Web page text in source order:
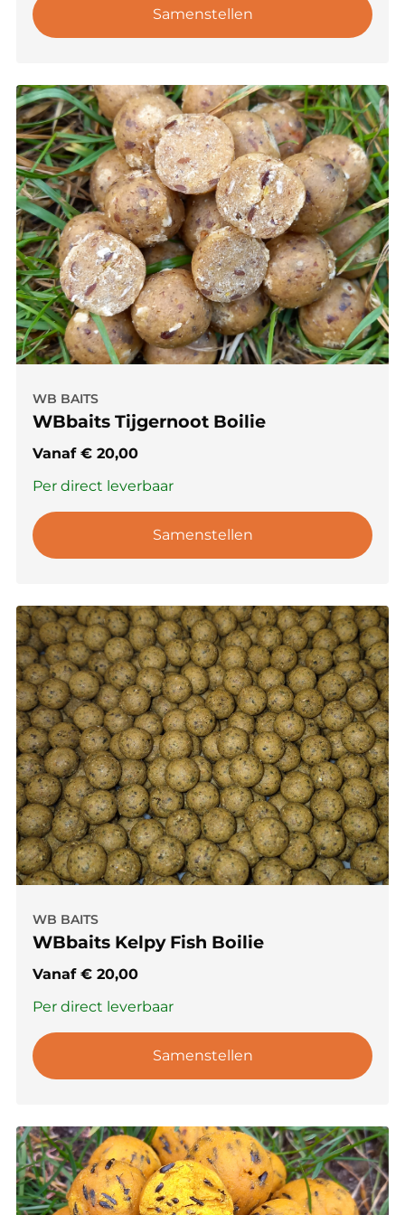
Samenstellen
WB BAITS
WBbaits Tijgernoot Boilie
Vanaf € 20,00
Per direct leverbaar
Samenstellen
WB BAITS
WBbaits Kelpy Fish Boilie
Vanaf € 20,00
Per direct leverbaar
Samenstellen